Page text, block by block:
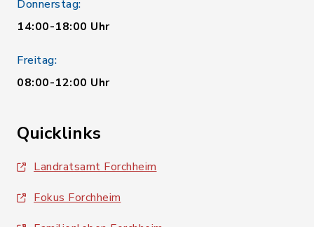
Donnerstag:
14:00-18:00 Uhr
Freitag:
08:00-12:00 Uhr
Quicklinks
Landratsamt Forchheim
Fokus Forchheim